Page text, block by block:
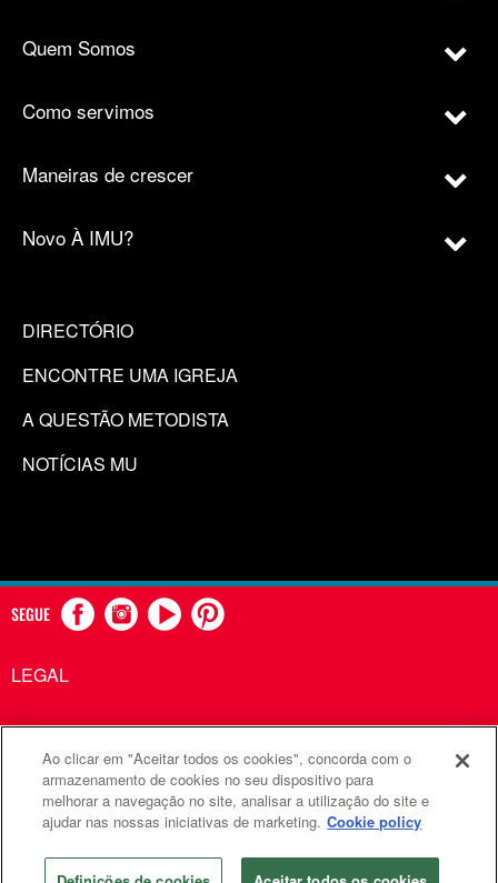
Quem Somos
Como servimos
Maneiras de crescer
Novo À IMU?
DIRECTÓRIO
ENCONTRE UMA IGREJA
A QUESTÃO METODISTA
NOTÍCIAS MU
SEGUE
LEGAL
Comunicações Metodistas Unidas é uma agência da Igreja
Metodista Unida
©2026 Comunicações Metodistas Unidas. Todos os direitos
reservados
Ao clicar em "Aceitar todos os cookies", concorda com o
armazenamento de cookies no seu dispositivo para
melhorar a navegação no site, analisar a utilização do site e
ajudar nas nossas iniciativas de marketing. Cookie policy